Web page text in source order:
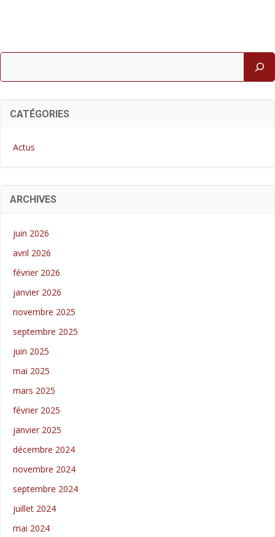
Rechercher
CATÉGORIES
Actus
ARCHIVES
juin 2026
avril 2026
février 2026
janvier 2026
novembre 2025
septembre 2025
juin 2025
mai 2025
mars 2025
février 2025
janvier 2025
décembre 2024
novembre 2024
septembre 2024
juillet 2024
mai 2024